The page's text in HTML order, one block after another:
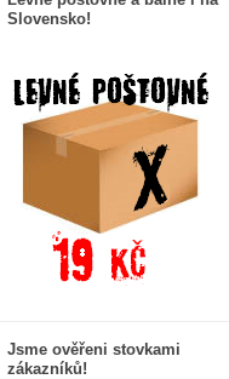
Slovensko!
Jsme ověřeni stovkami
zákazníků!